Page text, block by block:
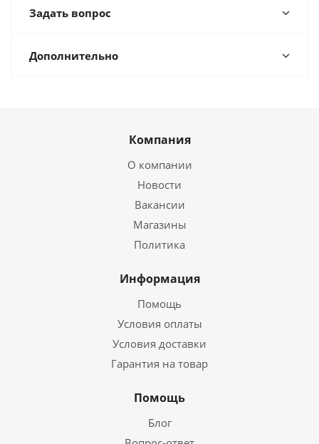
Задать вопрос
Дополнительно
Компания
О компании
Новости
Вакансии
Магазины
Политика
Информация
Помощь
Условия оплаты
Условия доставки
Гарантия на товар
Помощь
Блог